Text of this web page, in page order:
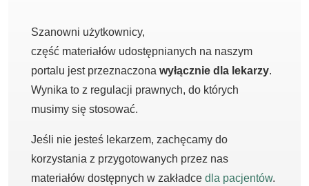
Szanowni użytkownicy,
część materiałów udostępnianych na naszym
portalu jest przeznaczona wyłącznie dla lekarzy.
Wynika to z regulacji prawnych, do których
musimy się stosować.
Jeśli nie jesteś lekarzem, zachęcamy do
korzystania z przygotowanych przez nas
materiałów dostępnych w zakładce dla pacjentów.